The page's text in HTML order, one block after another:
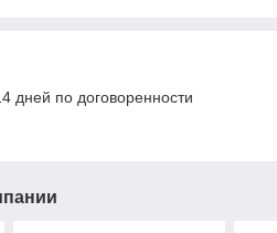
дней по договоренности